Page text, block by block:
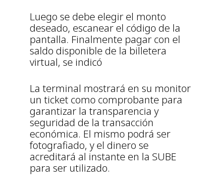
Luego se debe elegir el monto
deseado, escanear el código de la
pantalla. Finalmente pagar con el
saldo disponible de la billetera
virtual, se indicó
La terminal mostrará en su monitor
un ticket como comprobante para
garantizar la transparencia y
seguridad de la transacción
económica. El mismo podrá ser
fotografiado, y el dinero se
acreditará al instante en la SUBE
para ser utilizado.